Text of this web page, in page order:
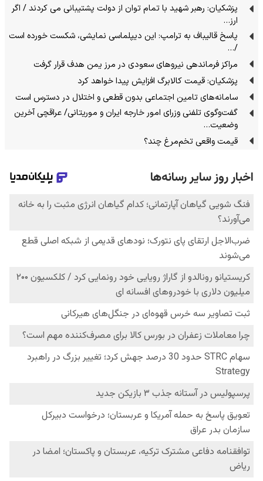
پزشکیان: رهبر شهید با تمام توان از دولت پشتیبانی می کردند / اگر
ارز…
پاسخ قالیباف به ترامپ: این دیپلماسی نمایشی، شکست خورده است
/…
مراکز فرماندهی نیروهای سعودی در مرز یمن هدف قرار گرفت
پزشکیان: قیمت کالابرگ افزایش پیدا خواهد کرد
سامانه‌های تامین اجتماعی بدون قطعی و اختلال در دسترس است
گفت‌وگوی تلفنی وزرای امور خارجه ایران و موریتانی/ عراقچی آخرین
وضعیت…
قیمت واقعی تخم‌مرغ چند؟